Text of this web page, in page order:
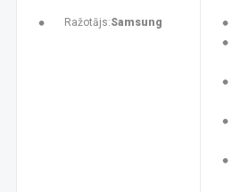
Ražotājs:Samsung